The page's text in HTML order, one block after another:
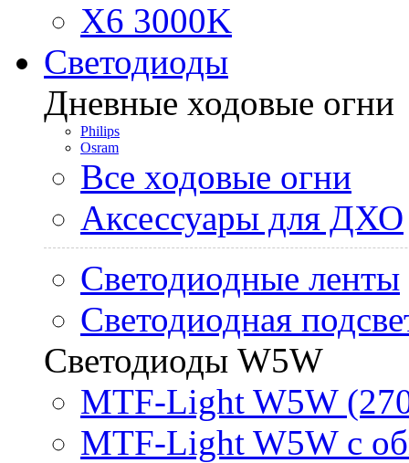
X6 3000K
Светодиоды
Дневные ходовые огни
Philips
Osram
Все ходовые огни
Аксессуары для ДХО
Светодиодные ленты
Светодиодная
Светодиоды W5W
MTF-Light W5W
MTF-Light W5W с